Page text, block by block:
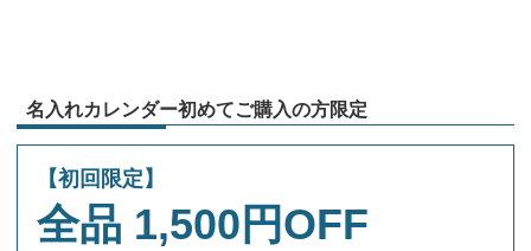
名入れカレンダー初めてご購入の方限定
【初回限定】
全品 1,500円OFF